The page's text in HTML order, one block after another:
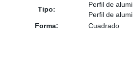
Tipo:
Perfil de
Perfil de
Forma:
Cuadrado